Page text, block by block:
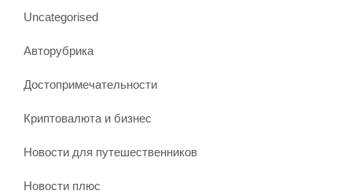
Uncategorised
Авторубрика
Достопримечательности
Криптовалюта и бизнес
Новости для путешественников
Новости плюс